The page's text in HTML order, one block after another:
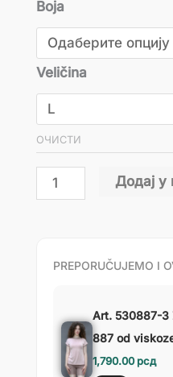
Boja
Veličina
ОЧИСТИ
Додај у
PREPORUČUJEMO I
Art. 530887-3
887 od
1,790.00рсд